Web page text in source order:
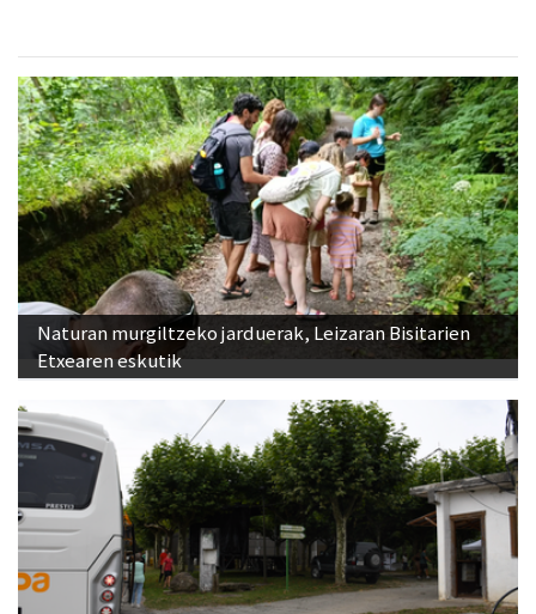
Naturan murgiltzeko jarduerak, Leizaran Bisitarien
Etxearen eskutik